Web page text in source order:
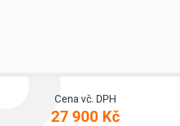
Cena vč. DPH
27 900 Kč